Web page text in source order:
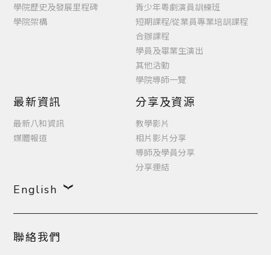
學院歷史及發展里程碑
學院架構
青少年粵劇演員訓練班
短期課程/從業員專業培訓課程
合辦課程
學員及畢業生演出
其他活動
學院導師一覽
最新資訊
最新八和資訊
媒體報道
分享及資源
教學影片
相片影片分享
導師及學員分享
分享連結
English
聯絡我們